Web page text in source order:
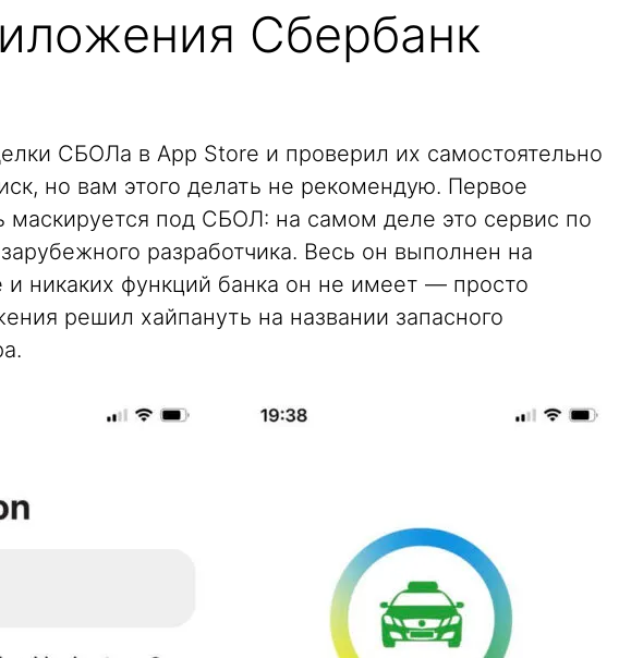
Сбербанк
СБОЛа в App Store и проверил их самостоятельно
но вам этого делать не рекомендую. Первое
под СБОЛ: на самом деле это сервис по
разработчика. Весь он выполнен на
и никаких функций банка он не имеет — просто
решил хайпануть на названии запасного